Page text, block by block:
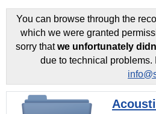
You can browse through the
which we were granted
sorry thatwe unfortunately
due to technical problems.